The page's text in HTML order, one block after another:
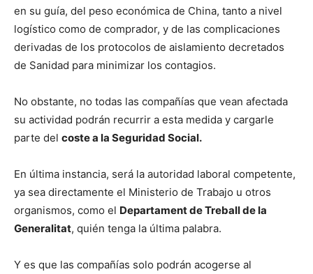
en su guía, del peso económica de China, tanto a nivel
logístico como de comprador, y de las complicaciones
derivadas de los protocolos de aislamiento decretados
de Sanidad para minimizar los contagios.
No obstante, no todas las compañías que vean afectada
su actividad podrán recurrir a esta medida y cargarle
parte del coste a la Seguridad Social.
En última instancia, será la autoridad laboral competente,
ya sea directamente el Ministerio de Trabajo u otros
organismos, como el Departament de Treball de la
Generalitat, quién tenga la última palabra.
Y es que las compañías solo podrán acogerse al